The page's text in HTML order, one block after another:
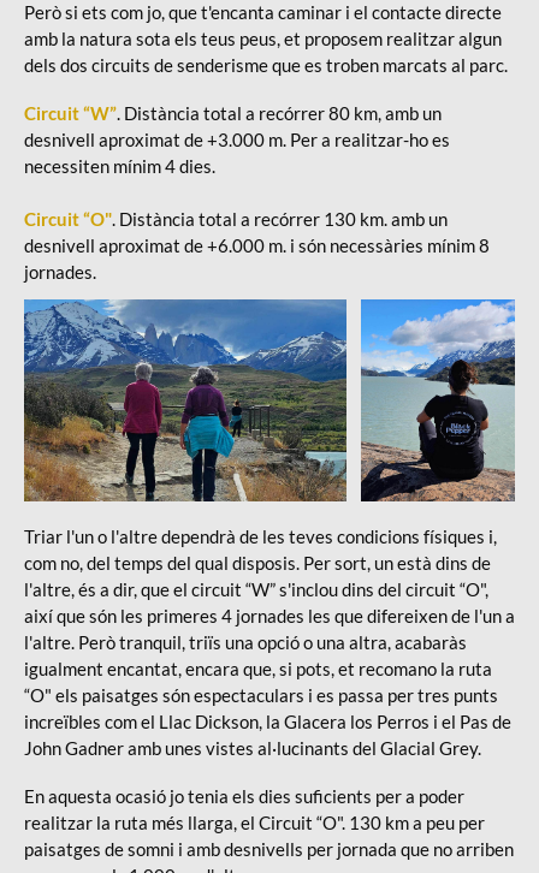
Però si ets com jo, que t'encanta caminar i el contacte directe
amb la natura sota els teus peus, et proposem realitzar algun
dels dos circuits de senderisme que es troben marcats al parc.
Circuit “W”. Distància total a recórrer 80 km, amb un
desnivell aproximat de +3.000 m. Per a realitzar-ho es
necessiten mínim 4 dies.
Circuit “O". Distància total a recórrer 130 km. amb un
desnivell aproximat de +6.000 m. i són necessàries mínim 8
jornades.
Viatge Patagònia
Viatge
Patagònia
Triar l'un o l'altre dependrà de les teves condicions físiques i,
com no, del temps del qual disposis. Per sort, un està dins de
l'altre, és a dir, que el circuit “W” s'inclou dins del circuit “O",
així que són les primeres 4 jornades les que difereixen de l'un a
l'altre. Però tranquil, triïs una opció o una altra, acabaràs
igualment encantat, encara que, si pots, et recomano la ruta
“O" els paisatges són espectaculars i es passa per tres punts
increïbles com el Llac Dickson, la Glacera los Perros i el Pas de
John Gadner amb unes vistes al·lucinants del Glacial Grey.
En aquesta ocasió jo tenia els dies suficients per a poder
realitzar la ruta més llarga, el Circuit “O". 130 km a peu per
paisatges de somni i amb desnivells per jornada que no arriben